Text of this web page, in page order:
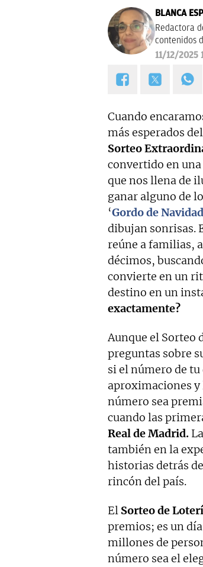
BLANCA
Redactora
contenidos
11/12/2025
Cuando
más esperados
Sorteo
convertido en
que nos llena de
ganar alguno de
‘Gordo de Navidad
dibujan sonrisas.
reúne a familias,
décimos,
convierte en un
destino en un
exactamente?
Aunque el Sorteo
preguntas sobre
si el número de
aproximaciones y
número sea
cuando las
Real de Madrid.
también en la
historias detrás
rincón del país.
El Sorteo de
premios; es un
millones de
número sea el